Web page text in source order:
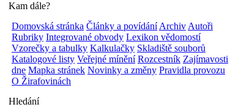
Kam dále?
Domovská stránka Články a povídání Archiv Autoři
Rubriky Integrované obvody Lexikon vědomostí
Vzorečky a tabulky Kalkulačky Skladiště souborů
Katalogové listy Veřejné mínění Rozcestník Zajímavosti
dne Mapka stránek Novinky a změny Pravidla provozu
O Žirafovinách
Hledání